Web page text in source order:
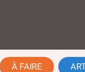
À FAIRE